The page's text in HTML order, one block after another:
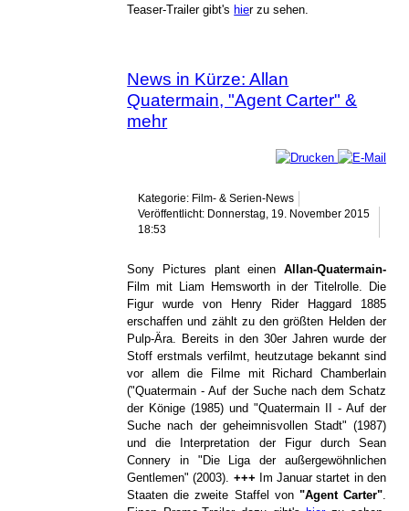
Teaser-Trailer gibt'shier zu sehen.
News in Kürze: Allan
Quatermain, "Agent Carter" &
mehr
Kategorie: Film- & Serien-News
Veröffentlicht: Donnerstag, 19. November 2015
18:53
Sony Pictures plant einen Allan-Quatermain-
Film mit Liam Hemsworth in der Titelrolle. Die
Figur wurde von Henry Rider Haggard 1885
erschaffen und zählt zu den größten Helden der
Pulp-Ära. Bereits in den 30er Jahren wurde der
Stoff erstmals verfilmt, heutzutage bekannt sind
vor allem die Filme mit Richard Chamberlain
("Quatermain - Auf der Suche nach dem Schatz
der Könige (1985) und "Quatermain II - Auf der
Suche nach der geheimnisvollen Stadt" (1987)
und die Interpretation der Figur durch Sean
Connery in "Die Liga der außergewöhnlichen
Gentlemen" (2003). +++ Im Januar startet in den
Staaten die zweite Staffel von "Agent Carter".